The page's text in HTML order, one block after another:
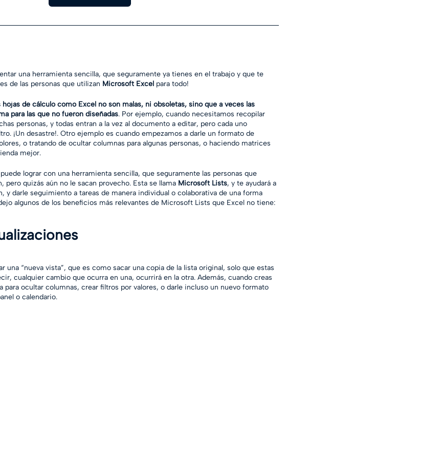
una herramienta sencilla, que seguramente ya tienes en el trabajo y que te
de las personas que utilizan Microsoft Excel para todo!
hojas de cálculo como Excel no son malas, ni obsoletas, sino que a veces las
para las que no fueron diseñadas. Por ejemplo, cuando necesitamos recopilar
personas, y todas entran a la vez al documento a editar, pero cada uno
¡Un desastre!. Otro ejemplo es cuando empezamos a darle un formato de
o tratando de ocultar columnas para algunas personas, o haciendo matrices
mejor.
lograr con una herramienta sencilla, que seguramente las personas que
quizás aún no le sacan provecho. Esta se llama Microsoft Lists, y te ayudará a
y darle seguimiento a tareas de manera individual o colaborativa de una forma
algunos de los beneficios más relevantes de Microsoft Lists que Excel no tiene:
una “nueva vista”, que es como sacar una copia de la lista original, solo que estas
cualquier cambio que ocurra en una, ocurrirá en la otra. Además, cuando creas
para ocultar columnas, crear filtros por valores, o darle incluso un nuevo formato
o calendario.